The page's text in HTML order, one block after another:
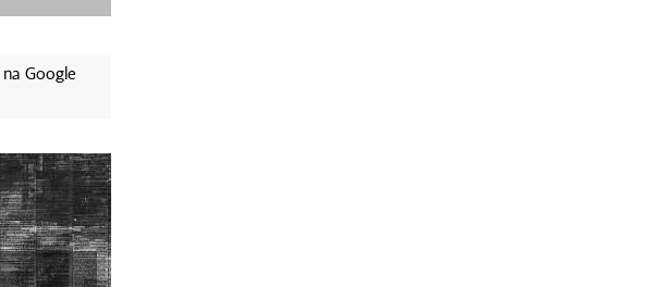
na Google